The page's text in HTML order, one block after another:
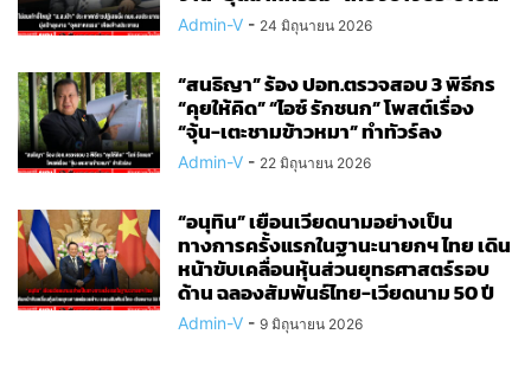
Admin-V - 24 มิถุนายน 2026
“สนธิญา” ร้อง ปอท.ตรวจสอบ 3 พิธีกร
“คุยให้คิด” “ไอซ์ รักชนก” โพสต์เรื่อง
“จุ้น-เตะชามข้าวหมา” ทำทัวร์ลง
Admin-V - 22 มิถุนายน 2026
“อนุทิน” เยือนเวียดนามอย่างเป็น
ทางการครั้งแรกในฐานะนายกฯ ไทย เดิน
หน้าขับเคลื่อนหุ้นส่วนยุทธศาสตร์รอบ
ด้าน ฉลองสัมพันธ์ไทย-เวียดนาม 50 ปี
Admin-V - 9 มิถุนายน 2026